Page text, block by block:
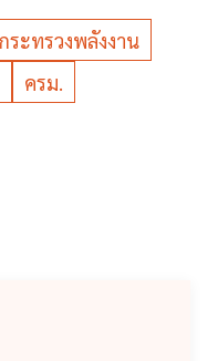
กระทรวงพลังงาน
ครม.